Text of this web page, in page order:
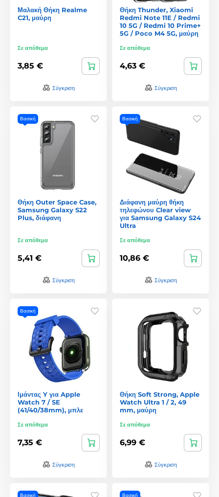
Μαλακή Θήκη Realme
C21, μαύρη
Σε απόθεμα
3,85 €
Σύγκριση
Θήκη Thunder, Xiaomi
Redmi Note 11E / Redmi
10 5G / Redmi 10 Prime+
5G / Poco M4 5G, μαύρη
Σε απόθεμα
4,63 €
Σύγκριση
Βασική
Θήκη Outer Space Case,
Samsung Galaxy S22
Plus, διάφανη
Σε απόθεμα
5,41 €
Σύγκριση
Βασική
Διάφανη μαύρη θήκη
τηλεφώνου Clear view
για Samsung Galaxy S24
Ultra
Σε απόθεμα
10,86 €
Σύγκριση
Βασική
Ιμάντας Y για Apple
Watch 7 / SE
(41/40/38mm), μπλε
Σε απόθεμα
7,35 €
Σύγκριση
Θήκη Soft Strong, Apple
Watch Ultra 1 / 2, 49
mm, μαύρη
Σε απόθεμα
6,99 €
Σύγκριση
Βασική Βασική